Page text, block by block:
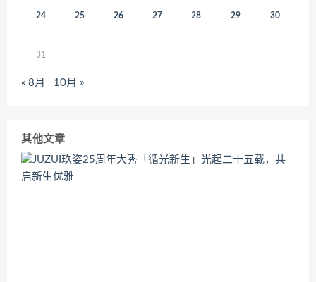
24 25 26 27 28 29 30
31
« 8月 10月 »
其他文章